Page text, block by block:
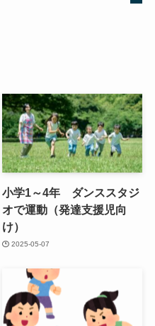
小学1～4年 ダンススタジ
オで運動（発達支援児向
け）
2025-05-07